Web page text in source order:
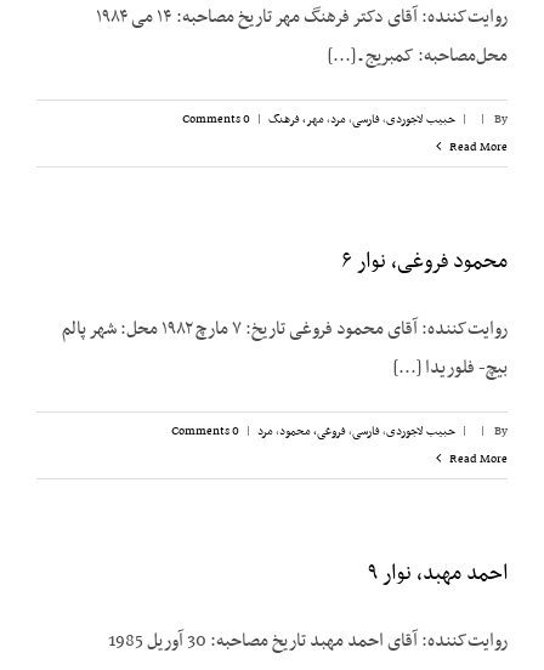
روایت‌کننده: آقای دکتر فرهنگ مهر تاریخ مصاحبه: ۱۴ می ۱۹۸۴
محل‌مصاحبه: کمبریج ـ [...]
By
|
| حبیب لاجوردی,فارسی,مرد,مهر، فرهنگ |
0 Comments
Read More
محمود فروغی، نوار ۶
روایت‌کننده: آقای محمود فروغی تاریخ: ۷ مارچ ۱۹۸۲ محل: شهر پالم
بیچ- فلوریدا [...]
By
|
| حبیب لاجوردی,فارسی,فروغی، محمود,مرد |
0 Comments
Read More
احمد مهبد، نوار ۹
روایت‌کننده: آقای احمد مهبد تاریخ مصاحبه: 30 آوریل 1985